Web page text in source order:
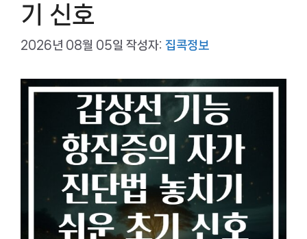
기 신호
2026년 08월 05일 작성자: 집콕정보